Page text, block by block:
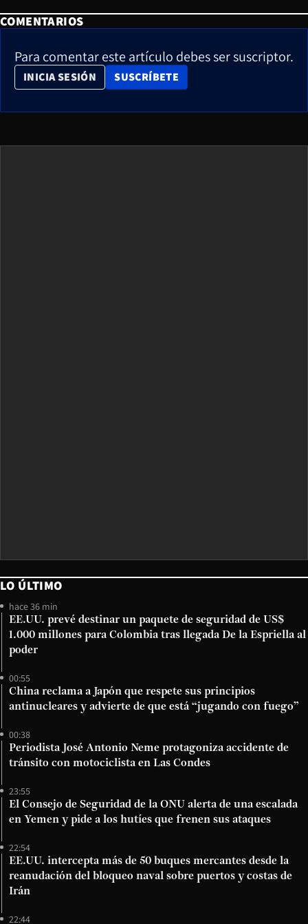
COMENTARIOS
Para comentar este artículo debes ser suscriptor.
INICIA SESIÓN SUSCRÍBETE
OPENS IN NEW WINDOW
LO ÚLTIMO
hace 36 min
EE.UU. prevé destinar un paquete de seguridad de US$
1.000 millones para Colombia tras llegada De la Espriella al
poder
00:55
China reclama a Japón que respete sus principios
antinucleares y advierte de que está “jugando con fuego”
00:38
Periodista José Antonio Neme protagoniza accidente de
tránsito con motociclista en Las Condes
23:55
El Consejo de Seguridad de la ONU alerta de una escalada
en Yemen y pide a los hutíes que frenen sus ataques
22:54
EE.UU. intercepta más de 50 buques mercantes desde la
reanudación del bloqueo naval sobre puertos y costas de
Irán
22:44